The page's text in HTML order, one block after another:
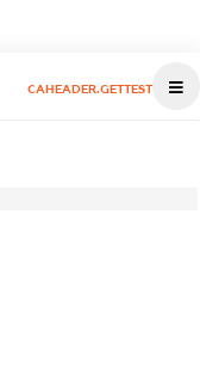
CAHEADER.GETTEST